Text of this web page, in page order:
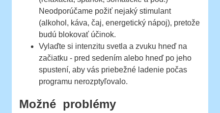
Neodporúčame požiť nejaký stimulant
(alkohol, káva, čaj, energetický nápoj), pretože
budú blokovať účinok.
Vylaďte si intenzitu svetla a zvuku hneď na
začiatku - pred sedením alebo hneď po jeho
spustení, aby vás priebežné ladenie počas
programu nerozptyľovalo.
Možné problémy